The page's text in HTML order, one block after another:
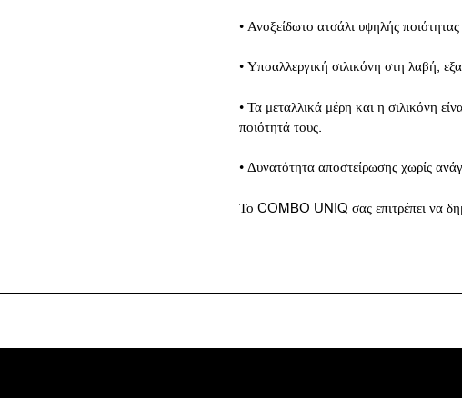
• Ανοξείδωτο ατσάλι υψηλής
• Υποαλλεργική σιλικόνη στη λαβή,
• Τα μεταλλικά μέρη και η σιλικόνη
ποιότητά τους.
• Δυνατότητα αποστείρωσης χωρίς
Το COMBO UNIQ σας επιτρέπει να